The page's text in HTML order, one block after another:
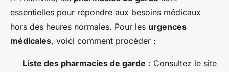
essentielles pour répondre aux besoins médicaux
hors des heures normales. Pour les urgences
médicales, voici comment procéder :
Liste des pharmacies de garde : Consultez le site